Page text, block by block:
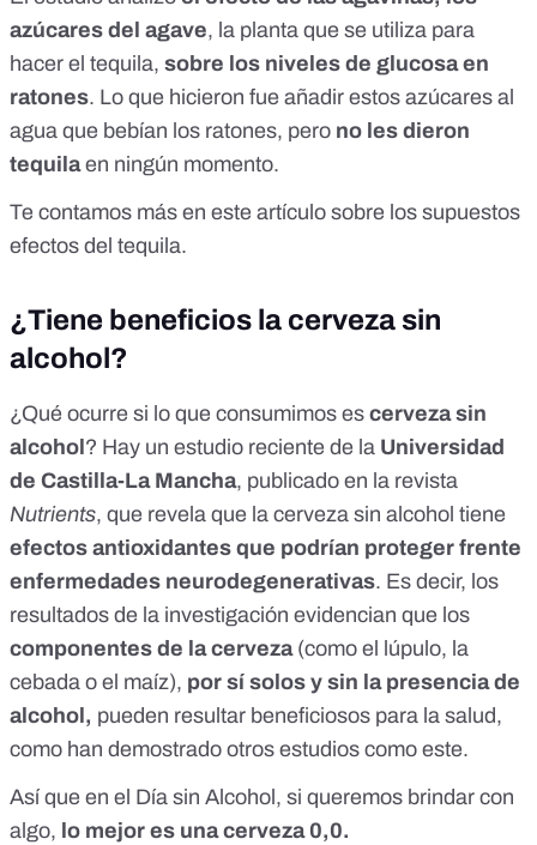
azúcares del agave, la planta que se utiliza para
hacer el tequila, sobre los niveles de glucosa en
ratones. Lo que hicieron fue añadir estos azúcares al
agua que bebían los ratones, pero no les dieron
tequilaen ningún momento.
Te contamos más en este artículo sobre los supuestos
efectos del tequila.
¿Tiene beneficios la cerveza sin
alcohol?
¿Qué ocurre si lo que consumimos es cerveza sin
alcohol ? Hay un estudio reciente de la Universidad
de Castilla-La Mancha, publicado en la revista
Nutrients, que revela que la cerveza sin alcohol tiene
efectos antioxidantes que podrían proteger frente
enfermedades neurodegenerativas. Es decir, los
resultados de la investigación evidencian que los
componentes de la cerveza(como el lúpulo, la
cebada o el maíz), por sí solos y sin la presencia de
alcohol, pueden resultar beneficiosos para la salud,
como han demostrado otros estudios como este.
Así que en el Día sin Alcohol, si queremos brindar con
algo, lo mejor es una cerveza 0,0.